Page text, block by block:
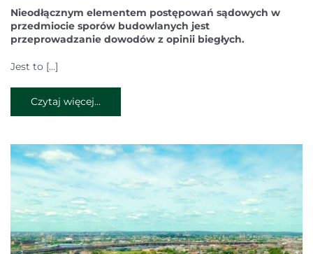
Nieodłącznym elementem postępowań sądowych w
przedmiocie sporów budowlanych jest
przeprowadzanie dowodów z opinii biegłych.
Jest to […]
Czytaj więcej...